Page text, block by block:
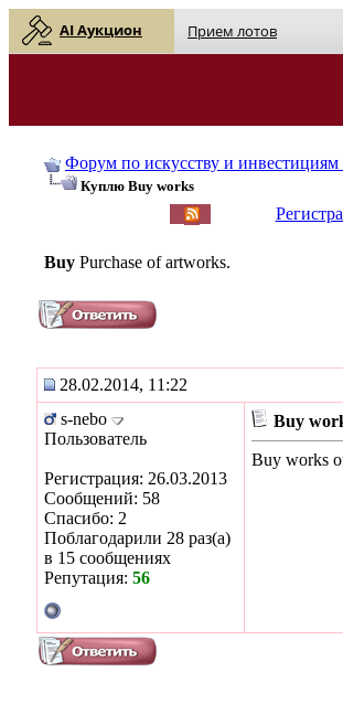
AI Аукцион Прием лотов
Форум по искусству и инвестициям
Куплю Buy works
Buy Purchase of artworks.
28.02.2014, 11:22
s-nebo
Пользователь
Регистрация: 26.03.2013
Сообщений: 58
Спасибо: 2
Поблагодарили 28 раз(а)
в 15 сообщениях
Репутация: 56
Buy
Buy works